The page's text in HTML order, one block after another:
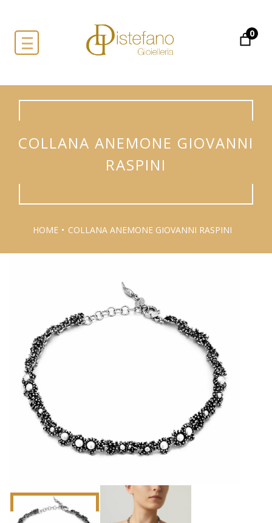
0
COLLANA ANEMONE GIOVANNI
RASPINI
HOME COLLANA ANEMONE GIOVANNI RASPINI